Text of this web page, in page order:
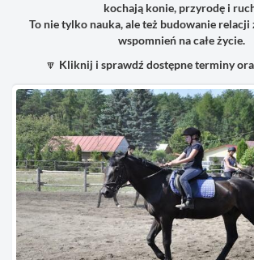
kochają konie, przyrodę i
To nie tylko nauka, ale też budowanie
wspomnień na całe życie.
🔽 Kliknij i sprawdź dostępne terminy